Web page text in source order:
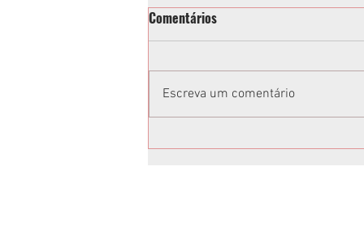
Vereadora acusa Tathiana
Comentários
Escreva um comentário